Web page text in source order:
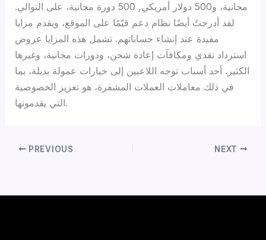
مجانية، و500 دولار أمريكي, 500 دورة مجانية، على التوالي.
لقد أدرجتُ أيضًا نظام دعم قيّمًا على الموقع، ويقدم مزايا
مفيدة عند إنشاء حساباتهم. تشمل هذه المزايا عروض
استرداد نقدي ومكافآت إعادة شحن، ودورات مجانية، وغيرها
الكثير. أحد أسباب توجه اللاعبين إلى خيارات عمولة بديلة، بما
في ذلك معاملات العملات المشفرة، هو تعزيز الخصوصية
التي يقدمونها.
PREVIOUS NEXT